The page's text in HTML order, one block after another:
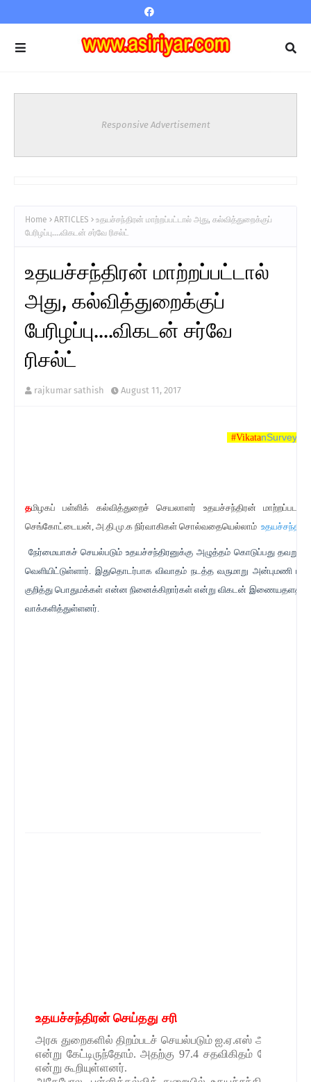
Responsive Advertisement
Home ARTICLES
உதயச்சந்திரன் மாற்றப்பட்டால் அது, கல்வித்துறைக்குப்
பேரிழப்பு....விகடன் சர்வே ரிசல்ட்
உதயச்சந்திரன் மாற்றப்பட்டால்
அது, கல்வித்துறைக்குப்
பேரிழப்பு....விகடன் சர்வே
ரிசல்ட்
rajkumar sathish August 11, 2017
#Vikata
தமிழகப் பள்ளிக் கல்வித்துறைச் செயலாளர் உதயச்சந்திரன்
செங்கோட்டையன், அ.தி.மு.க நிர்வாகிகள் சொல்வதையெல்லாம்
நேர்மையாகச் செயல்படும் உதயச்சந்திரனுக்கு அழுத்தம் கொடுப்பது
வெளியிட்டுள்ளார். இதுதொடர்பாக விவாதம் நடத்த வருமாறு அன்புமணி
குறித்து பொதுமக்கள் என்ன நினைக்கிறார்கள் என்று விகடன்
வாக்களித்துள்ளனர்.
உதயச்சந்திரன் செய்தது சரி
அரசு துறைகளில் திறம்படச் செயல்படும் ஐ.ஏ.எஸ்
என்று கேட்டிருந்தோம். அதற்கு 97.4 சதவிகிதம் பேர்,
என்று கூறியுள்ளனர்.